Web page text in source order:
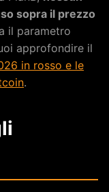
sopra il prezzo
il parametro
approfondire il
in rosso e le
.